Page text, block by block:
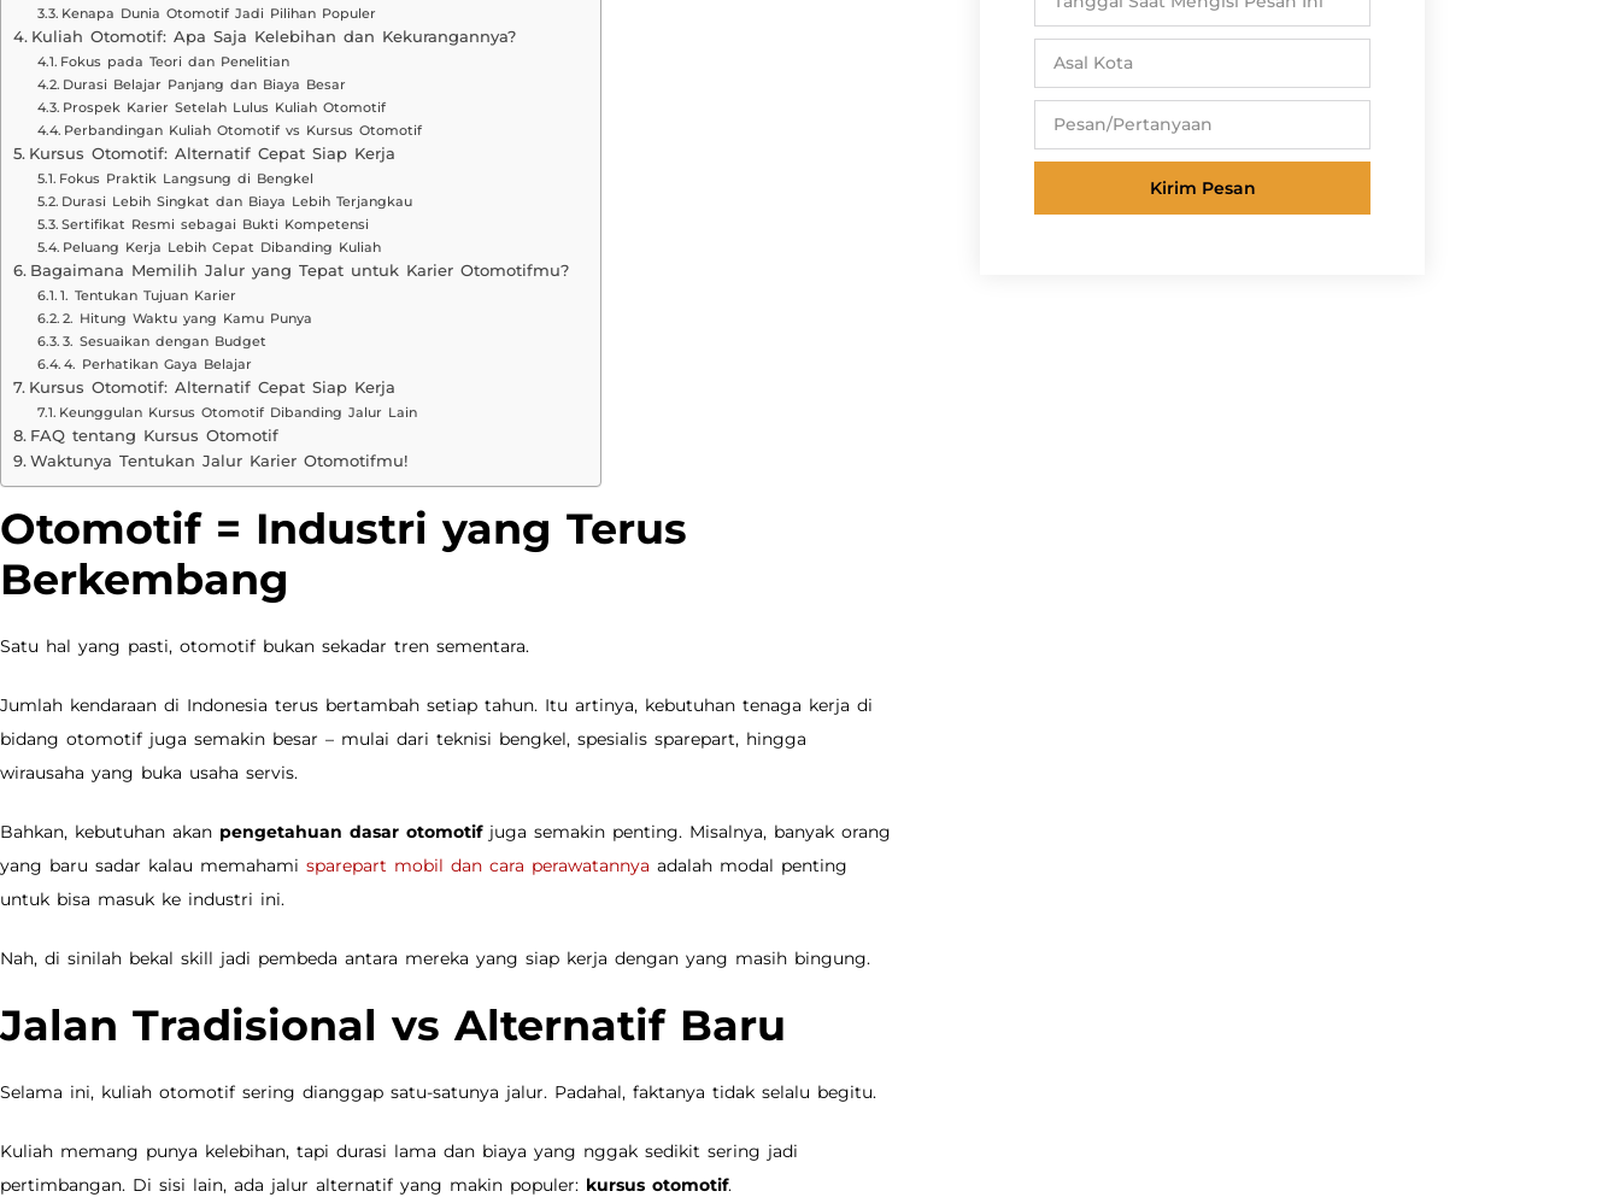
Kenapa Dunia Otomotif Jadi Pilihan Populer
Kuliah Otomotif: Apa Saja Kelebihan dan Kekurangannya?
Fokus pada Teori dan Penelitian
Durasi Belajar Panjang dan Biaya Besar
Prospek Karier Setelah Lulus Kuliah Otomotif
Perbandingan Kuliah Otomotif vs Kursus Otomotif
Kursus Otomotif: Alternatif Cepat Siap Kerja
Fokus Praktik Langsung di Bengkel
Durasi Lebih Singkat dan Biaya Lebih Terjangkau
Sertifikat Resmi sebagai Bukti Kompetensi
Peluang Kerja Lebih Cepat Dibanding Kuliah
Bagaimana Memilih Jalur yang Tepat untuk Karier Otomotifmu?
1. Tentukan Tujuan Karier
2. Hitung Waktu yang Kamu Punya
3. Sesuaikan dengan Budget
4. Perhatikan Gaya Belajar
Kursus Otomotif: Alternatif Cepat Siap Kerja
Keunggulan Kursus Otomotif Dibanding Jalur Lain
FAQ tentang Kursus Otomotif
Waktunya Tentukan Jalur Karier Otomotifmu!
Otomotif = Industri yang Terus
Berkembang
Satu hal yang pasti, otomotif bukan sekadar tren sementara.
Jumlah kendaraan di Indonesia terus bertambah setiap tahun. Itu artinya, kebutuhan tenaga kerja di
bidang otomotif juga semakin besar – mulai dari teknisi bengkel, spesialis sparepart, hingga
wirausaha yang buka usaha servis.
Bahkan, kebutuhan akan pengetahuan dasar otomotifjuga semakin penting. Misalnya, banyak orang
yang baru sadar kalau memahami sparepart mobil dan cara perawatannya adalah modal penting
untuk bisa masuk ke industri ini.
Nah, di sinilah bekal skill jadi pembeda antara mereka yang siap kerja dengan yang masih bingung.
Jalan Tradisional vs Alternatif Baru
Selama ini, kuliah otomotif sering dianggap satu-satunya jalur. Padahal, faktanya tidak selalu begitu.
Kuliah memang punya kelebihan, tapi durasi lama dan biaya yang nggak sedikit sering jadi
pertimbangan. Di sisi lain, ada jalur alternatif yang makin populer: kursus otomotif.
Kirim Pesan